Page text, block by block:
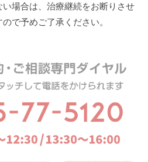
い場合は、治療継続をお断りさせ
で予めご了承ください。